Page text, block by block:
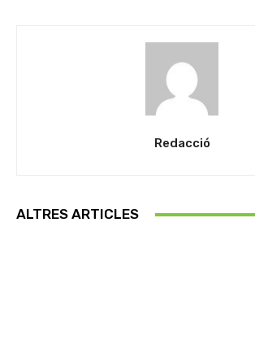
Redacció
ALTRES ARTICLES